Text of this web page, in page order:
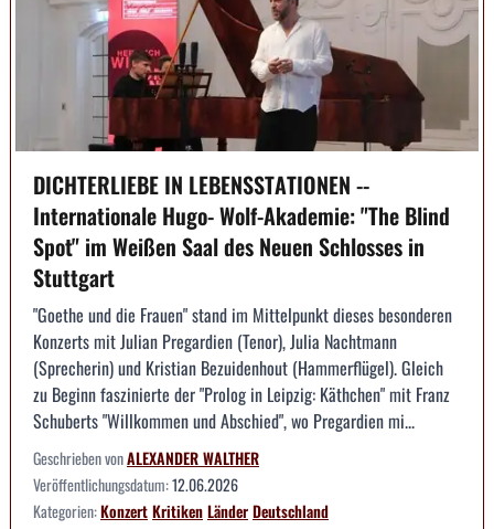
DICHTERLIEBE IN LEBENSSTATIONEN --
Internationale Hugo- Wolf-Akademie: "The Blind
Spot" im Weißen Saal des Neuen Schlosses in
Stuttgart
"Goethe und die Frauen" stand im Mittelpunkt dieses besonderen
Konzerts mit Julian Pregardien (Tenor), Julia Nachtmann
(Sprecherin) und Kristian Bezuidenhout (Hammerflügel). Gleich
zu Beginn faszinierte der "Prolog in Leipzig: Käthchen" mit Franz
Schuberts "Willkommen und Abschied", wo Pregardien mi...
Geschrieben vonALEXANDER WALTHER
Veröffentlichungsdatum:12.06.2026
Kategorien:KonzertKritikenLänderDeutschland